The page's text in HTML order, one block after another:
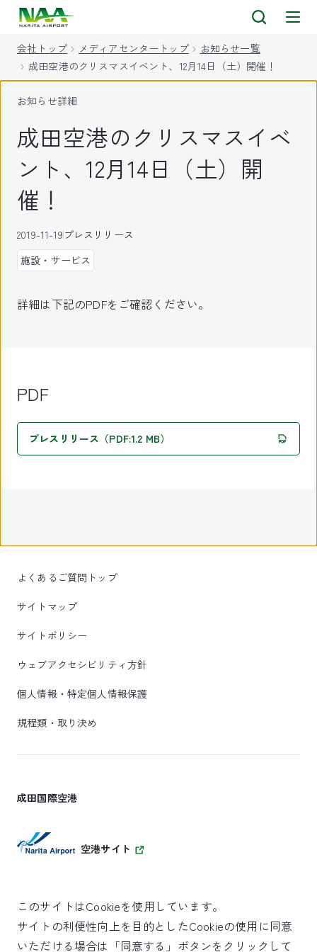
会社トップ メディアセンタートップ
お知らせ一覧
成田空港のクリスマスイベント、12月14日（土）開催！
お知らせ詳細
成田空港のクリスマスイベ
ント、12月14日（土）開
催！
2019-11-19プレスリリース
施設・サービス
詳細は下記のPDFをご確認ください。
PDF
プレスリリース（PDF:1.2 MB）
よくあるご質問トップ
サイトマップ
サイトポリシー
ウェブアクセシビリティ方針
個人情報・特定個人情報保護
規程類・取り決め
成田国際空港
空港サイト
SKYTRAX
このサイトはCookieを使用しています。
サイトの利便性向上を目的としたCookieの使用に同意
いただける場合は「同意する」ボタンをクリックして